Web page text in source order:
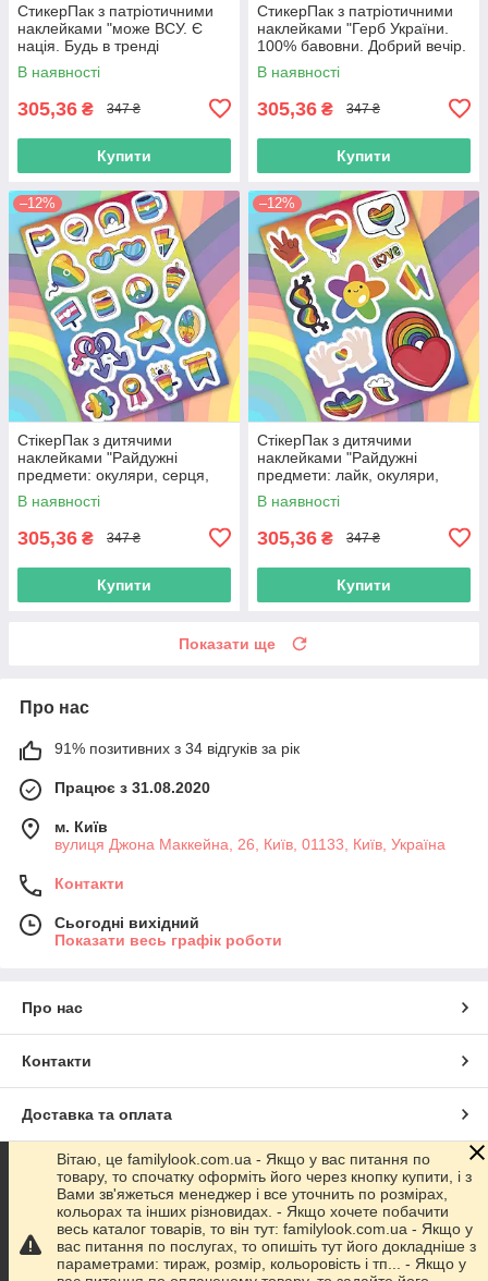
СтикерПак з патріотичними
наклейками "може ВСУ. Є
нація. Будь в тренді
перемоги. Love Ukraine"
В наявності
305,36 ₴ 347 ₴
Купити
СтикерПак з патріотичними
наклейками "Герб України.
100% бавовни. Добрий вечір.
Допоможе ВСУ. Мертвий
російський".
В наявності
305,36 ₴ 347 ₴
Купити
–12%
СтікерПак з дитячими
наклейками "Райдужні
предмети: окуляри, серця,
зірка, чашка, прапор, квітка"
В наявності
305,36 ₴ 347 ₴
Купити
–12%
СтікерПак з дитячими
наклейками "Райдужні
предмети: лайк, окуляри,
серце, веселка, квітка,
блискавка"
В наявності
305,36 ₴ 347 ₴
Купити
Показати ще
Про нас
91% позитивних з 34 відгуків за рік
Працює з 31.08.2020
м. Київ
вулиця Джона Маккейна, 26, Київ, 01133, Київ, Україна
Контакти
Сьогодні вихідний
Показати весь графік роботи
Про нас
Контакти
Доставка та оплата
Графік роботи
Повна версія сайту
Сайт створено на маркетплейсі Prom.ua
Вітаю, це familylook.com.ua - Якщо у вас питання по
товару, то спочатку оформіть його через кнопку купити, і з
Вами зв'яжеться менеджер і все уточнить по розмірах,
кольорах та інших різновидах. - Якщо хочете побачити
весь каталог товарів, то він тут: familylook.com.ua - Якщо у
вас питання по послугах, то опишіть тут його докладніше з
параметрами: тираж, розмір, кольоровість і тп... - Якщо у